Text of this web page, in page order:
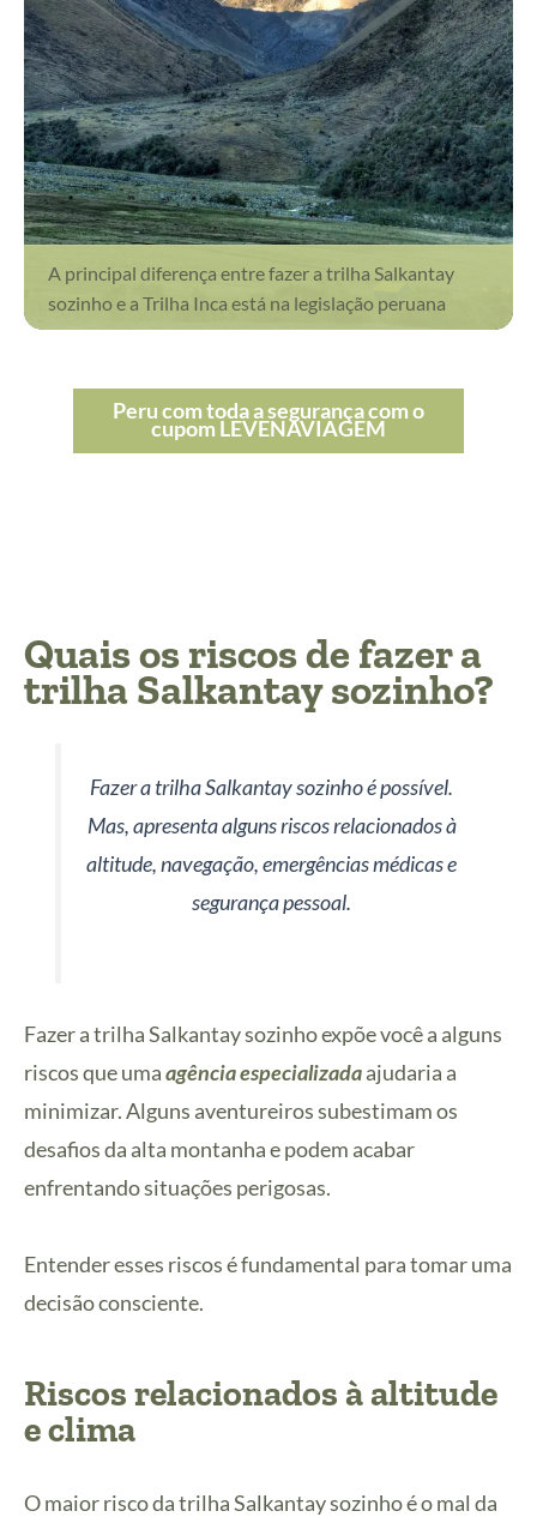
A principal diferença entre fazer a trilha Salkantay
sozinho e a Trilha Inca está na legislação peruana
Peru com toda a segurança com o
cupom LEVENAVIAGEM
Quais os riscos de fazer a
trilha Salkantay sozinho?
Fazer a trilha Salkantay sozinho é possível.
Mas, apresenta alguns riscos relacionados à
altitude, navegação, emergências médicas e
segurança pessoal.
Fazer a trilha Salkantay sozinho expõe você a alguns
riscos que umaagência especializadaajudaria a
minimizar. Alguns aventureiros subestimam os
desafios da alta montanha e podem acabar
enfrentando situações perigosas.
Entender esses riscos é fundamental para tomar uma
decisão consciente.
Riscos relacionados à altitude
e clima
O maior risco da trilha Salkantay sozinho é o mal da